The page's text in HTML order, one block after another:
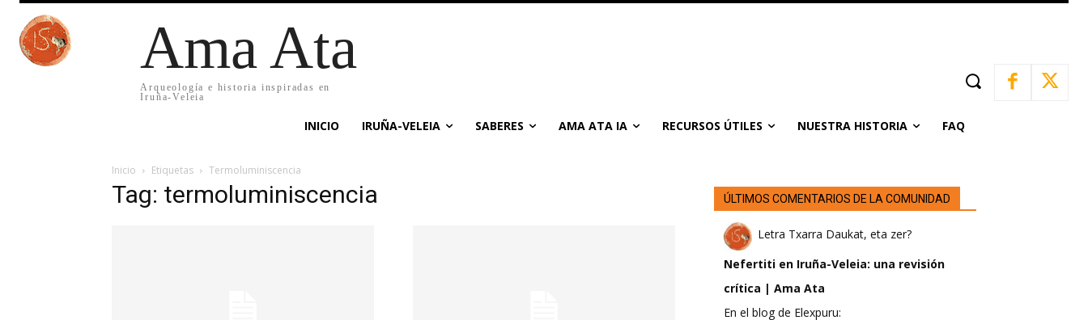
Ama Ata
Arqueología e historia inspiradas en
Iruña-Veleia
INICIO IRUÑA-VELEIA SABERES AMA ATA IA RECURSOS ÚTILES NUESTRA HISTORIA FAQ
Inicio Etiquetas Termoluminiscencia
Tag: termoluminiscencia ÚLTIMOS COMENTARIOS DE LA COMUNIDAD
Letra Txarra Daukat, eta zer?
Nefertiti en Iruña-Veleia: una revisión
crítica | Ama Ata
En el blog de Elexpuru: